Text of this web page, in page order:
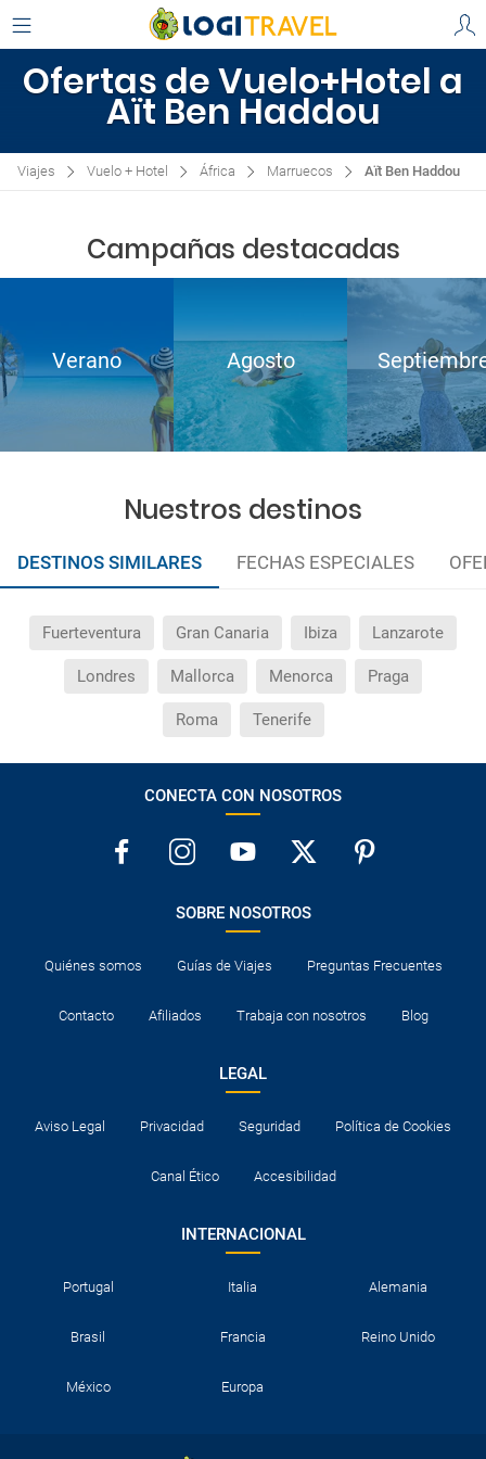
Ofertas de Vuelo+Hotel a
Aït Ben Haddou
Viajes Vuelo + Hotel África Marruecos Aït Ben Haddou
Campañas destacadas
Verano Agosto
Nuestros destinos
DESTINOS SIMILARES FECHAS ESPECIALES
Fuerteventura Gran Canaria Ibiza Lanzarote
Londres Mallorca Menorca Praga
Roma Tenerife
CONECTA CON NOSOTROS
SOBRE NOSOTROS
Quiénes somos Guías de Viajes Preguntas Frecuentes
Contacto Afiliados Trabaja con nosotros Blog
LEGAL
Aviso Legal Privacidad Seguridad Política de Cookies
Canal Ético Accesibilidad
INTERNACIONAL
Portugal Italia Alemania
Brasil Francia Reino Unido
México Europa